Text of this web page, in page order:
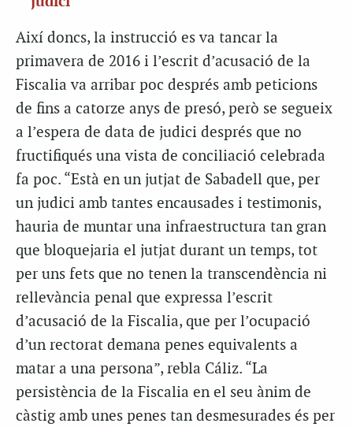
Així doncs, la instrucció es va tancar la
primavera de 2016 i l’escrit d’acusació de la
Fiscalia va arribar poc després amb peticions
de fins a catorze anys de presó, però se segueix
a l’espera de data de judici després que no
fructifiqués una vista de conciliació celebrada
fa poc. “Està en un jutjat de Sabadell que, per
un judici amb tantes encausades i testimonis,
hauria de muntar una infraestructura tan gran
que bloquejaria el jutjat durant un temps, tot
per uns fets que no tenen la transcendència ni
rellevància penal que expressa l’escrit
d’acusació de la Fiscalia, que per l’ocupació
d’un rectorat demana penes equivalents a
matar a una persona”, rebla Cáliz. “La
persistència de la Fiscalia en el seu ànim de
càstig amb unes penes tan desmesurades és per